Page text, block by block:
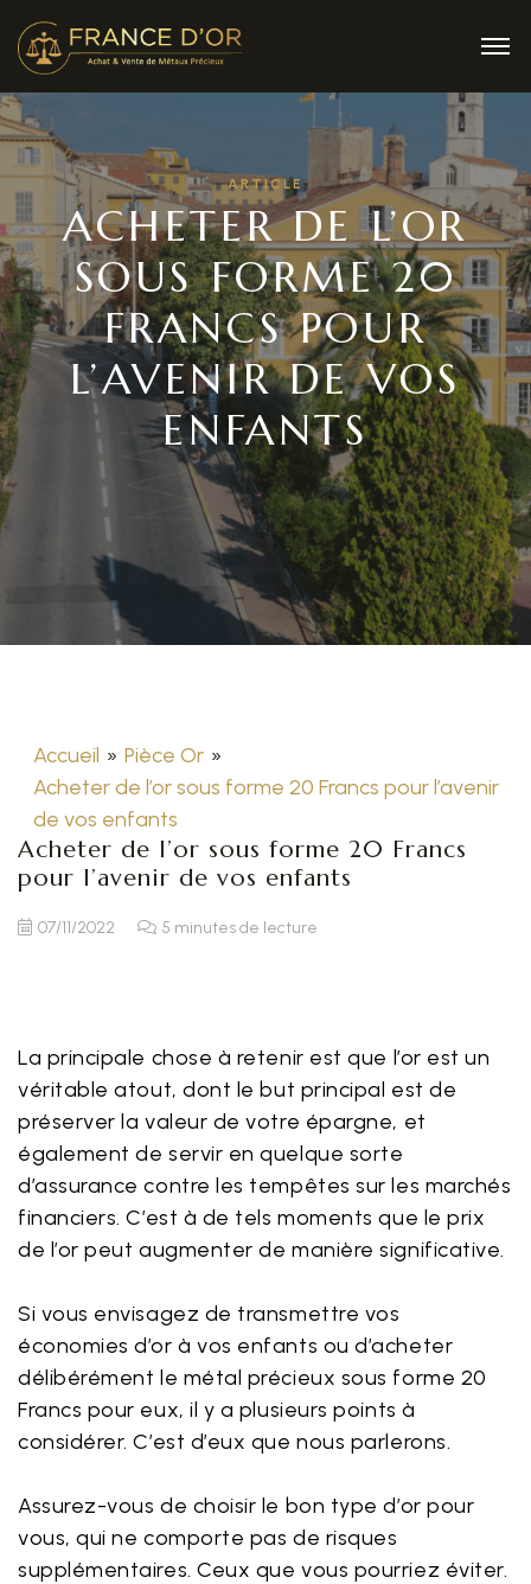
ARTICLE
ACHETER DE L’OR
SOUS FORME 20
FRANCS POUR
L’AVENIR DE VOS
ENFANTS
Accueil » Pièce Or »
Acheter de l’or sous forme 20 Francs pour l’avenir
de vos enfants
Acheter de l’or sous forme 20 Francs
pour l’avenir de vos enfants
07/11/2022 5 minutes de lecture
La principale chose à retenir est que l’or est un
véritable atout, dont le but principal est de
préserver la valeur de votre épargne, et
également de servir en quelque sorte
d’assurance contre les tempêtes sur les marchés
financiers. C’est à de tels moments que le prix
de l’or peut augmenter de manière significative.
Si vous envisagez de transmettre vos
économies d’or à vos enfants ou d’acheter
délibérément le métal précieux sous forme 20
Francs pour eux, il y a plusieurs points à
considérer. C’est d’eux que nous parlerons.
Assurez-vous de choisir le bon type d’or pour
vous, qui ne comporte pas de risques
supplémentaires. Ceux que vous pourriez éviter.